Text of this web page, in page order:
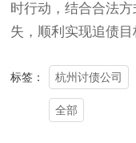
时行动，结合合法
失，顺利实现追债目
标签： 杭州讨债公司
全部